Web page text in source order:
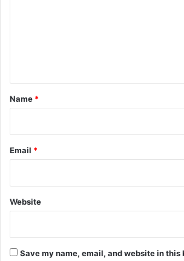
*
Name *
Email *
Website
Save my name, email, and website in this